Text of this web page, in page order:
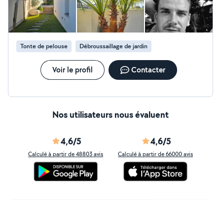
Tonte de pelouse Débroussaillage de jardin
Voir le profil Contacter
Nos utilisateurs nous évaluent
4,6/5
Calculé à partir de 48803 avis
4,6/5
Calculé à partir de 66000 avis